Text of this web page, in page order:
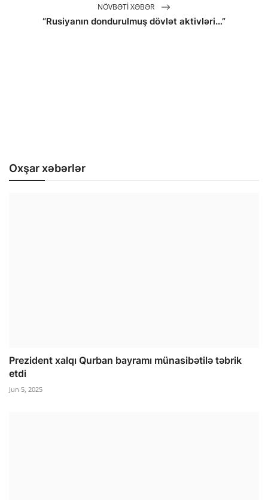
NÖVBƏTI XƏBƏR
“Rusiyanın dondurulmuş dövlət aktivləri…”
Oxşar xəbərlər
Prezident xalqı Qurban bayramı münasibətilə təbrik
etdi
Jun 5, 2025